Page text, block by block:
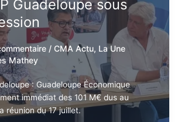
Guadeloupe sous
/ CMA Actu, La
Mathey
: Guadeloupe Économique
immédiat des 101 M€ dus au
réunion du 17 juillet.